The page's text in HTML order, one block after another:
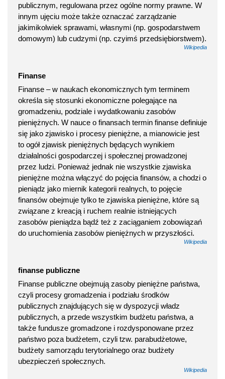
publicznym, regulowana przez ogólne normy prawne. W
innym ujęciu może także oznaczać zarządzanie
jakimikolwiek sprawami, własnymi (np. gospodarstwem
domowym) lub cudzymi (np. czyimś przedsiębiorstwem).
Wikipedia
Finanse
Finanse – w naukach ekonomicznych tym terminem
określa się stosunki ekonomiczne polegające na
gromadzeniu, podziale i wydatkowaniu zasobów
pieniężnych. W nauce o finansach termin finanse definiuje
się jako zjawisko i procesy pieniężne, a mianowicie jest
to ogół zjawisk pieniężnych będących wynikiem
działalności gospodarczej i społecznej prowadzonej
przez ludzi. Ponieważ jednak nie wszystkie zjawiska
pieniężne można włączyć do pojęcia finansów, a chodzi o
pieniądz jako miernik kategorii realnych, to pojęcie
finansów obejmuje tylko te zjawiska pieniężne, które są
związane z kreacją i ruchem realnie istniejących
zasobów pieniądza bądź też z zaciąganiem zobowiązań
do uruchomienia zasobów pieniężnych w przyszłości.
Wikipedia
finanse publiczne
Finanse publiczne obejmują zasoby pieniężne państwa,
czyli procesy gromadzenia i podziału środków
publicznych znajdujących się w dyspozycji władz
publicznych, a przede wszystkim budżetu państwa, a
także fundusze gromadzone i rozdysponowane przez
państwo poza budżetem, czyli tzw. parabudżetowe,
budżety samorządu terytorialnego oraz budżety
ubezpieczeń społecznych.
Wikipedia